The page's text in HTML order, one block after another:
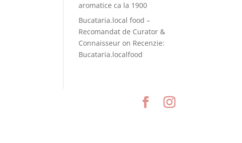
aromatice ca la 1900
Bucataria.local food –
Recomandat de Curator &
Connaisseur on Recenzie:
Bucataria.localfood